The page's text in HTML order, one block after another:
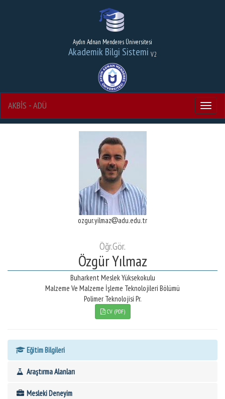
Aydın Adnan Menderes Üniversitesi
Akademik Bilgi Sistemi V2
Menu
AKBİS - ADÜ
ozgur.yilmaz adu.edu.tr
Öğr.Gör.
Özgür Yılmaz
Buharkent Meslek Yüksekokulu
Malzeme Ve Malzeme İşleme Teknolojileri Bölümü
Polimer Teknolojisi Pr.
CV (PDF)
Eğitim Bilgileri
Araştırma Alanları
Mesleki Deneyim